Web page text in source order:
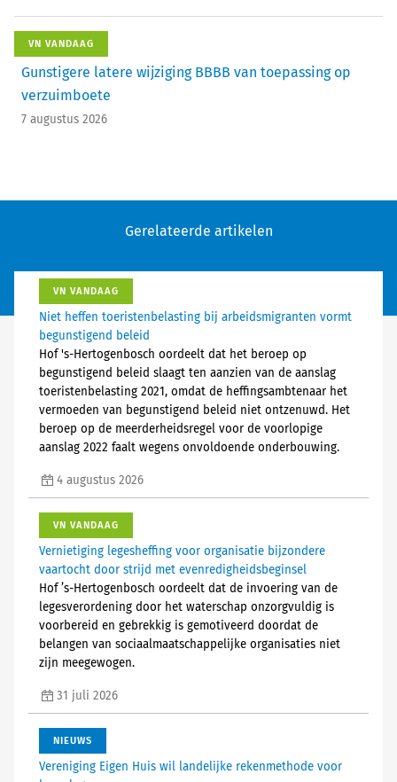
VN VANDAAG
Gunstigere latere wijziging BBBB van toepassing op
verzuimboete
7 augustus 2026
Gerelateerde artikelen
VN VANDAAG
Niet heffen toeristenbelasting bij arbeidsmigranten vormt
begunstigend beleid
Hof 's-Hertogenbosch oordeelt dat het beroep op
begunstigend beleid slaagt ten aanzien van de aanslag
toeristenbelasting 2021, omdat de heffingsambtenaar het
vermoeden van begunstigend beleid niet ontzenuwd. Het
beroep op de meerderheidsregel voor de voorlopige
aanslag 2022 faalt wegens onvoldoende onderbouwing.
4 augustus 2026
VN VANDAAG
Vernietiging legesheffing voor organisatie bijzondere
vaartocht door strijd met evenredigheidsbeginsel
Hof ’s-Hertogenbosch oordeelt dat de invoering van de
legesverordening door het waterschap onzorgvuldig is
voorbereid en gebrekkig is gemotiveerd doordat de
belangen van sociaalmaatschappelijke organisaties niet
zijn meegewogen.
31 juli 2026
NIEUWS
Vereniging Eigen Huis wil landelijke rekenmethode voor